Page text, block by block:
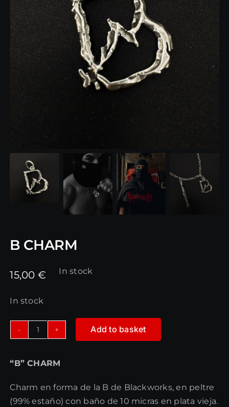
B CHARM
15,00€ In stock
In stock
quantity
Add to basket
“B” CHARM
Charm en forma de la B de Blackworks, en peltre
(99% estaño) con baño de 10 micras en plata vieja.